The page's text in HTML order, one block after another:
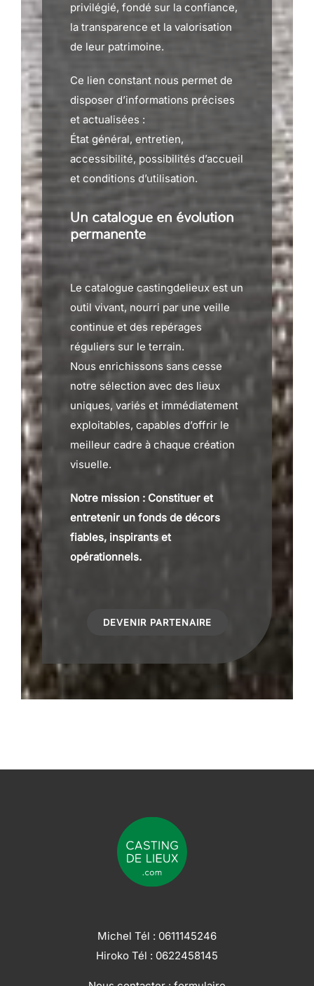
privilégié, fondé sur la confiance,
la transparence et la valorisation
de leur patrimoine.
Ce lien constant nous permet de
disposer d’informations précises
et actualisées :
État général, entretien,
accessibilité, possibilités d’accueil
et conditions d’utilisation.
Un catalogue en évolution
permanente
Le catalogue castingdelieux est un
outil vivant, nourri par une veille
continue et des repérages
réguliers sur le terrain.
Nous enrichissons sans cesse
notre sélection avec des lieux
uniques, variés et immédiatement
exploitables, capables d’offrir le
meilleur cadre à chaque création
visuelle.
Notre mission : Constituer et
entretenir un fonds de décors
fiables, inspirants et
opérationnels.
DEVENIR PARTENAIRE
Michel Tél : 0611145246
Hiroko Tél : 0622458145